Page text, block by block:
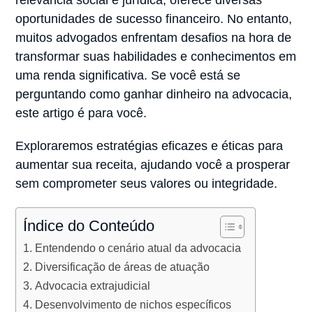
oportunidades de sucesso financeiro. No entanto,
muitos advogados enfrentam desafios na hora de
transformar suas habilidades e conhecimentos em
uma renda significativa. Se você está se
perguntando como ganhar dinheiro na advocacia,
este artigo é para você.
Exploraremos estratégias eficazes e éticas para
aumentar sua receita, ajudando você a prosperar
sem comprometer seus valores ou integridade.
Índice do Conteúdo
Entendendo o cenário atual da advocacia
Diversificação de áreas de atuação
Advocacia extrajudicial
Desenvolvimento de nichos específicos